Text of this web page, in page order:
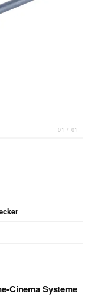
01 / 01
Cinema Systeme